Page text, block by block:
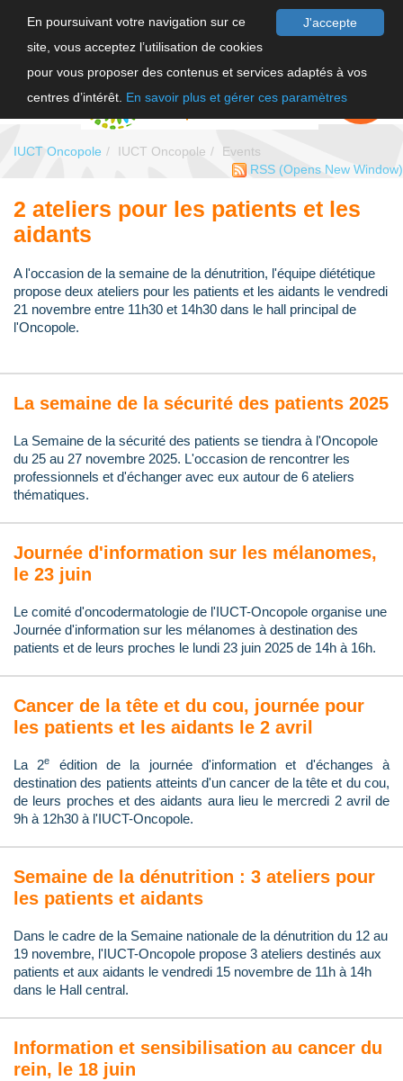
J'accepte
En poursuivant votre navigation sur ce
site, vous acceptez l’utilisation de cookies
pour vous proposer des contenus et services adaptés à vos
centres d’intérêt. En savoir plus et gérer ces paramètres
FAIRE UN
DON
IUCT Oncopole IUCT Oncopole
Events
RSS (Opens New Window)
2 ateliers pour les patients et les
aidants
A l'occasion de la semaine de la dénutrition, l'équipe diététique
propose deux ateliers pour les patients et les aidants le vendredi
21 novembre entre 11h30 et 14h30 dans le hall principal de
l'Oncopole.
La semaine de la sécurité des patients 2025
La Semaine de la sécurité des patients se tiendra à l'Oncopole
du 25 au 27 novembre 2025. L'occasion de rencontrer les
professionnels et d'échanger avec eux autour de 6 ateliers
thématiques.
Journée d'information sur les mélanomes,
le 23 juin
Le comité d'oncodermatologie de l'IUCT-Oncopole organise une
Journée d'information sur les mélanomes à destination des
patients et de leurs proches le lundi 23 juin 2025 de 14h à 16h.
Cancer de la tête et du cou, journée pour
les patients et les aidants le 2 avril
La 2e
édition de la journée d'information et d'échanges à
destination des patients atteints d'un cancer de la tête et du cou,
de leurs proches et des aidants aura lieu le mercredi 2 avril de
9h à 12h30 à l'IUCT-Oncopole.
Semaine de la dénutrition : 3 ateliers pour
les patients et aidants
Dans le cadre de la Semaine nationale de la dénutrition du 12 au
19 novembre, l'IUCT-Oncopole propose 3 ateliers destinés aux
patients et aux aidants le vendredi 15 novembre de 11h à 14h
dans le Hall central.
Information et sensibilisation au cancer du
rein, le 18 juin